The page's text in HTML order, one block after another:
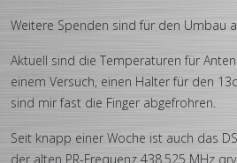
Weitere Spenden sind für den Umbau
Aktuell sind die Temperaturen für
einem Versuch, einen Halter für den
sind mir fast die Finger abgefrohren.
Seit knapp einer Woche ist auch das
der alten PR-Frequenz 438.525 MHz